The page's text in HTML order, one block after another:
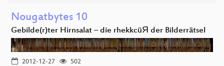
Nougatbytes 10
Gebilde(r)ter Hirnsalat – die rhekkcüЯ der Bilderrätsel
2012-12-27
502